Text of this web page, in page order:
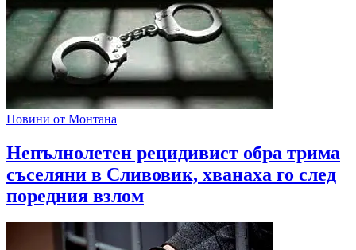
Новини от Монтана
Непълнолетен рецидивист обра трима
съселяни в Сливовик, хванаха го след
поредния взлом